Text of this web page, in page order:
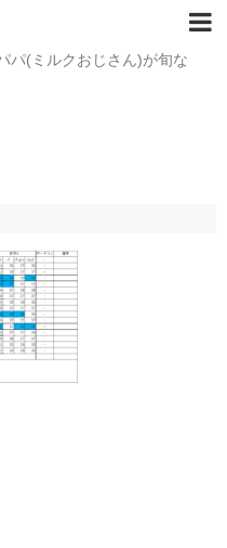
パ(ミルクおじさん)が旬な